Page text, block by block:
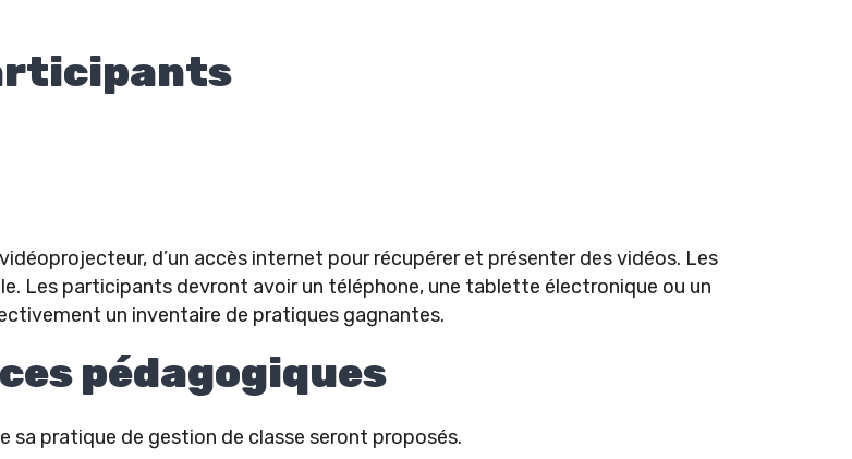
d’un accès internet pour récupérer et présenter des vidéos. Les
Les participants devront avoir un téléphone, une tablette électronique ou un
un inventaire de pratiques gagnantes.
pédagogiques
sa pratique de gestion de classe seront proposés.